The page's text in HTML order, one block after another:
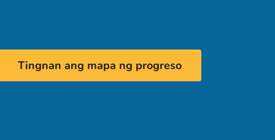
Tingnan ang mapa ng progreso